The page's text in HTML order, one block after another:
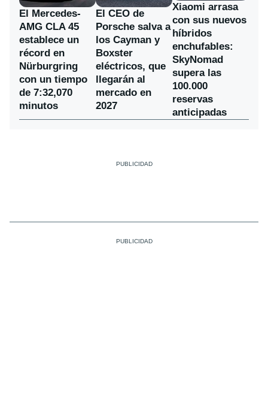
El Mercedes-
AMG CLA 45
establece un
récord en
Nürburgring
con un tiempo
de 7:32,070
minutos
El CEO de
Porsche salva a
los Cayman y
Boxster
eléctricos, que
llegarán al
mercado en
2027
Xiaomi arrasa
con sus nuevos
híbridos
enchufables:
SkyNomad
supera las
100.000
reservas
anticipadas